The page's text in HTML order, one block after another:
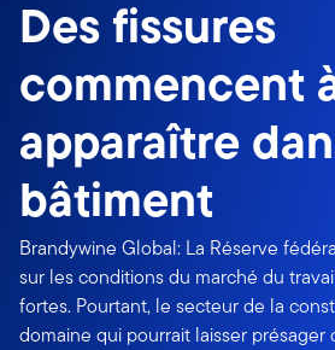
Des fissures
commencent
apparaître
bâtiment
Brandywine Global: La Réserve
sur les conditions du marché du
fortes. Pourtant, le secteur de la
domaine qui pourrait laisser présager